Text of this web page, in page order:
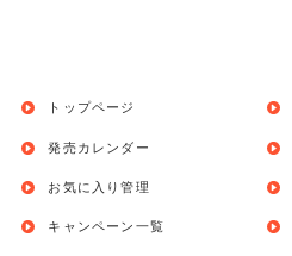
トップページ
発売カレンダー
お気に入り管理
キャンペーン一覧